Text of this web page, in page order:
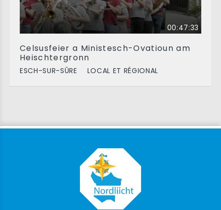
00:47:33
Celsusfeier a Ministesch-Ovatioun am
Heischtergronn
ESCH-SUR-SÛRE LOCAL ET RÉGIONAL